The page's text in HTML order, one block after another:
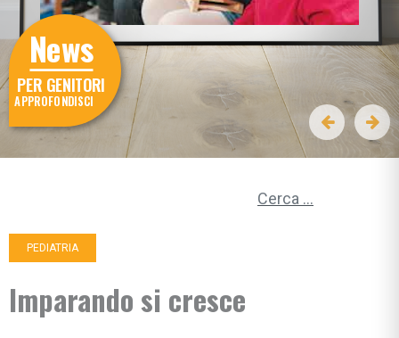
News
PER GENITORI
APPROFONDISCI
PEDIATRIA
Imparando si cresce